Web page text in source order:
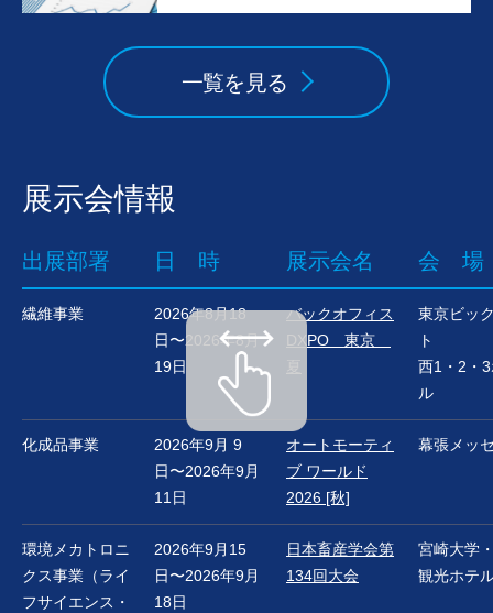
一覧を見る
展示会情報
出展部署 日 時 展示会名 会 場
繊維事業
2026年8月18
日〜2026年8月
19日
バックオフィス
DXPO 東京
東京ビッ
ト
西1・2・
ル
化成品事業
2026年9月 9
日〜2026年9月
11日
オートモーティ
ブ ワールド
2026 [秋]
幕張メッ
環境メカトロニ
クス事業（ライ
フサイエンス・
2026年9月15
日〜2026年9月
18日
日本畜産学会第
134回大会
宮崎大学
観光ホテ